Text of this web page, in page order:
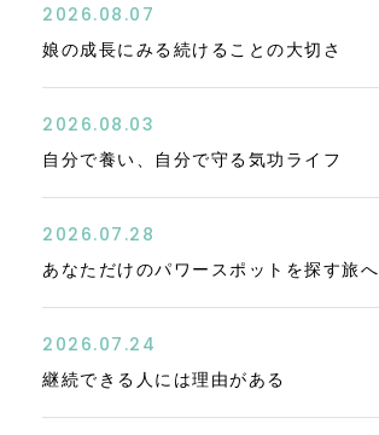
2026.08.07
娘の成長にみる続けることの大切さ
2026.08.03
自分で養い、自分で守る気功ライフ
2026.07.28
あなただけのパワースポットを探す旅へ
2026.07.24
継続できる人には理由がある